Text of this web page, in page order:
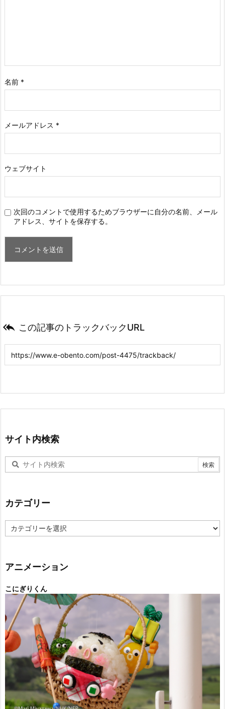
名前 *
メールアドレス *
ウェブサイト
次回のコメントで使用するためブラウザーに自分の名前、メール
アドレス、サイトを保存する。
 この記事のトラックバックURL
サイト内検索
カテゴリー
テ
ー
アニメーション
こにぎりくん